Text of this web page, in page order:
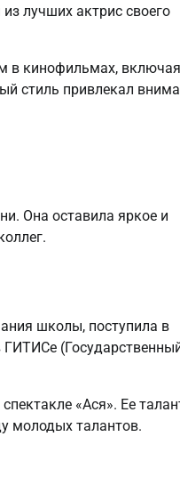
лучших актрис своего
в кинофильмах, включая
стиль привлекал
Она оставила яркое и
школы, поступила в
ГИТИСе
«Ася». Ее
молодых талантов.